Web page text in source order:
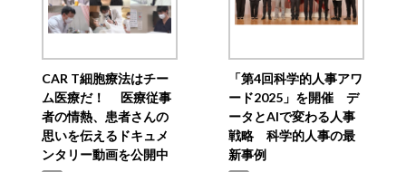
CAR T細胞療法はチー
ム医療だ！ 医療従事
者の情熱、患者さんの
思いを伝えるドキュメ
ンタリー動画を公開中
「第4回科学的人事アワ
ード2025」を開催 デ
ータとAIで変わる人事
戦略 科学的人事の最
新事例